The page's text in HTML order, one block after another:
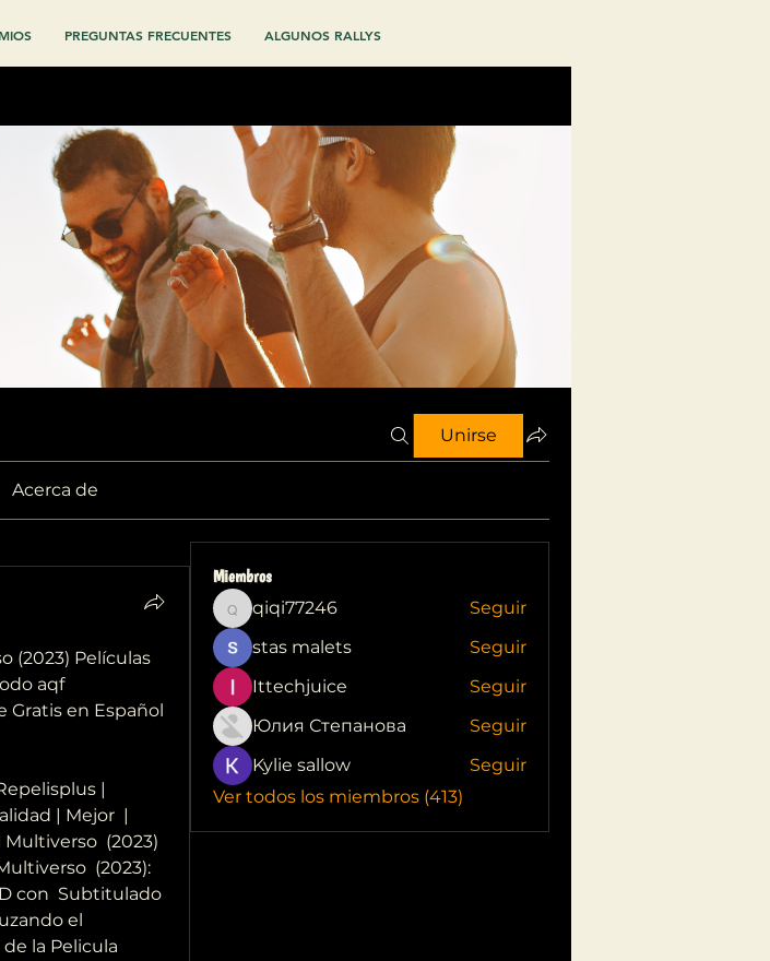
PREGUNTAS FRECUENTES ALGUNOS RALLYS
Unirse
Acerca de
(2023) Películas
aqf
Gratis en Español
| Mejor  |
(2023)
(2023):
con  Subtitulado
el
la Pelicula
Miembros
qiqi77246
qiqi77246
Seguir
stas malets
Seguir
Ittechjuice
Seguir
Юлия Степанова
Seguir
Kylie sallow
Seguir
Ver todos los miembros (413)